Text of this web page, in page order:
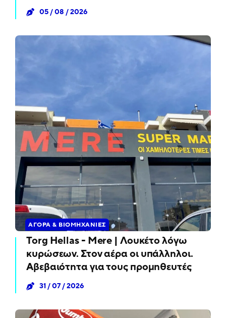
05 / 08 / 2026
ΑΓΟΡΆ & ΒΙΟΜΗΧΑΝΊΕΣ
Torg Hellas - Mere | Λουκέτο λόγω
κυρώσεων. Στον αέρα οι υπάλληλοι.
Αβεβαιότητα για τους προμηθευτές
31 / 07 / 2026